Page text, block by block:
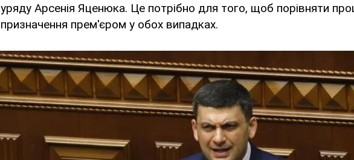
уряду Арсенія Яценюка. Це потрібно для того, щоб порівняти
призначення прем'єром у обох випадках.